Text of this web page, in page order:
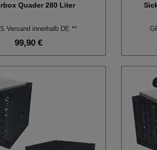
Quader 280 Liter
Versand innerhalb DE **
99,90 €